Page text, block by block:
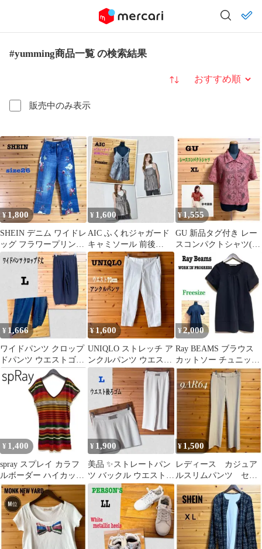
#yumming商品一覧 の検索結果
販売中のみ表示
並び替え
¥1,800
SHEIN デニム ワイドレ
ッグ フラワープリント
ダークブルー サイズ26
¥ 1,600
AIC ふくれジャガード
キャミソール 前後
2WAYメタリック フリ
ーサイズ
¥1,555
GU 新品タグ付き レー
スコンパクトシャツ(半
袖)総レース羽織 茶XL
¥ 1,666
ワイドパンツ クロップ
ドパンツ ウエストゴム
イージー 黒 L
¥1,600
UNIQLO ストレッチ ア
ンクルパンツ ウエスト
70cm カジュアル 白
¥2,000
Ray BEAMS ブラウス
カットソー チュニック
丈 袖折返し ブラック
¥ 1,400
spray スプレイ カラフ
ルボーダー ハイカット
チュニック カットソー
M
¥ 1,900
美品 ✨ストレートパン
ツ バックル ウエストゴ
ム入 白 L
¥ 1,500
レディース カジュア
ルスリムパンツ セン
タープレス ベージュ
9AR64